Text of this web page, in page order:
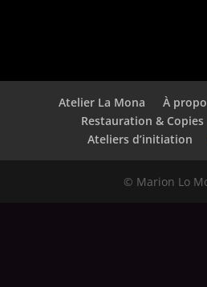
Atelier La Mona À
Restauration & Copies
Ateliers d’initiation
© Marion Lo